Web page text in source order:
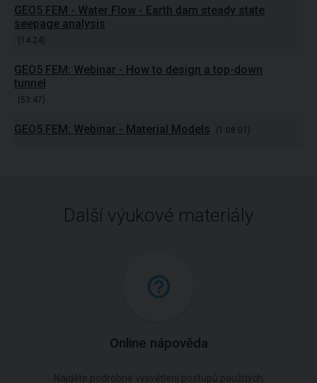
GEO5 FEM - Water Flow - Earth dam steady state
seepage analysis
(14:24)
GEO5 FEM: Webinar - How to design a top-down
tunnel
(53:47)
GEO5 FEM: Webinar - Material Models (1:08:01)
Další výukové materiály
Online nápověda